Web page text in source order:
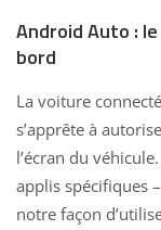
Android Auto :
bord
La voiture
s’apprête à
l’écran du
applis spécifiques
notre façon